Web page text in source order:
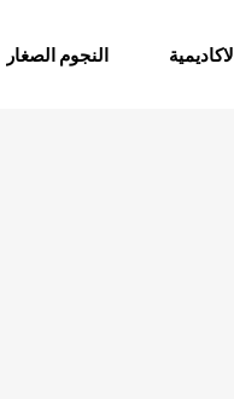
النجوم الصغار الاكاديمية